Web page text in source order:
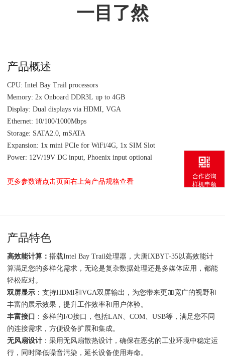
一目了然
产品概述
CPU: Intel Bay Trail processors
Memory: 2x Onboard DDR3L up to 4GB
Display: Dual displays via HDMI, VGA
Ethernet: 10/100/1000Mbps
Storage: SATA2.0, mSATA
Expansion: 1x mini PCIe for WiFi/4G, 1x SIM Slot
Power: 12V/19V DC input, Phoenix input optional
更多参数请点击页面右上角产品规格查看
产品特色
高效能计算： 搭载Intel Bay Trail处理器，大唐IXBYT-35以高效能计
算满足您的多样化需求，无论是复杂数据处理还是多媒体应用，都能
轻松应对。
双屏显示 ：支持HDMI和VGA双屏输出，为您带来更加宽广的视野和
丰富的展示效果，提升工作效率和用户体验。
丰富接口 ：多样的I/O接口，包括LAN、COM、USB等，满足您不同
的连接需求，方便设备扩展和集成。
无风扇设计 ：采用无风扇散热设计，确保在恶劣的工业环境中稳定运
行，同时降低噪音污染，延长设备使用寿命。
合作咨询
样机申领